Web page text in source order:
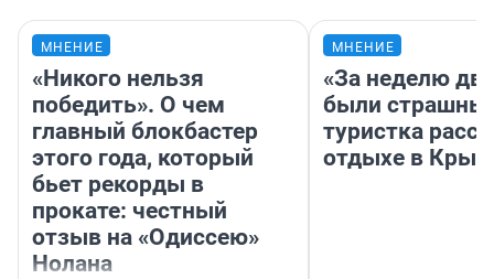
МНЕНИЕ
«Никого нельзя
победить». О чем
главный блокбастер
этого года, который
бьет рекорды в
прокате: честный
отзыв на «Одиссею»
Нолана
МНЕНИЕ
«За неделю
были
туристка
отдыхе в